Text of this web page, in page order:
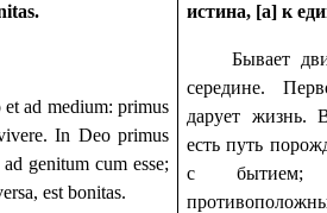
ad medium: primus
In Deo primus
genitum cum esse;
est bonitas.
истина, [а] к
Бывает
середине.
дарует жизнь.
есть путь
с бытием;